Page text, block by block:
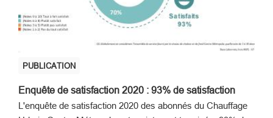
Enquête de satisfaction 2020 : 93% de satisfaction
L'enquête de satisfaction 2020 des abonnés du Chauffage
PUBLICATION